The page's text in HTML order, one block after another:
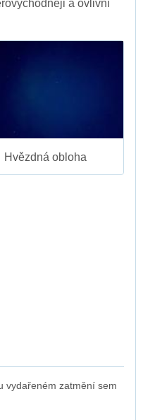
a ovlivní
Hvězdná obloha
vydařeném zatmění sem